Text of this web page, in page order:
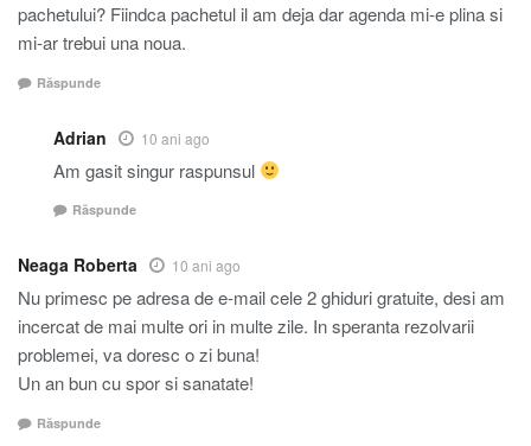
pachetului? Fiindca pachetul il am deja dar agenda mi-e plina si
mi-ar trebui una noua.
Răspunde
Adrian 10 ani ago
Am gasit singur raspunsul
Răspunde
Neaga Roberta 10 ani ago
Nu primesc pe adresa de e-mail cele 2 ghiduri gratuite, desi am
incercat de mai multe ori in multe zile. In speranta rezolvarii
problemei, va doresc o zi buna!
Un an bun cu spor si sanatate!
Răspunde